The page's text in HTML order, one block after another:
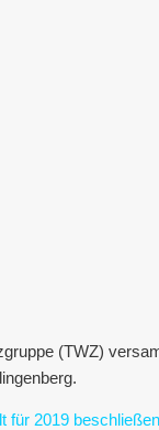
(TWZ)
für 2019 beschließen